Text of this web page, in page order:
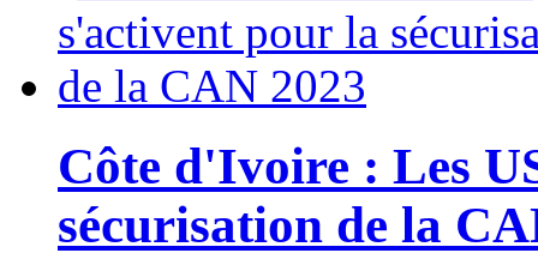
Côte d'Ivoire : Les
sécurisation de la